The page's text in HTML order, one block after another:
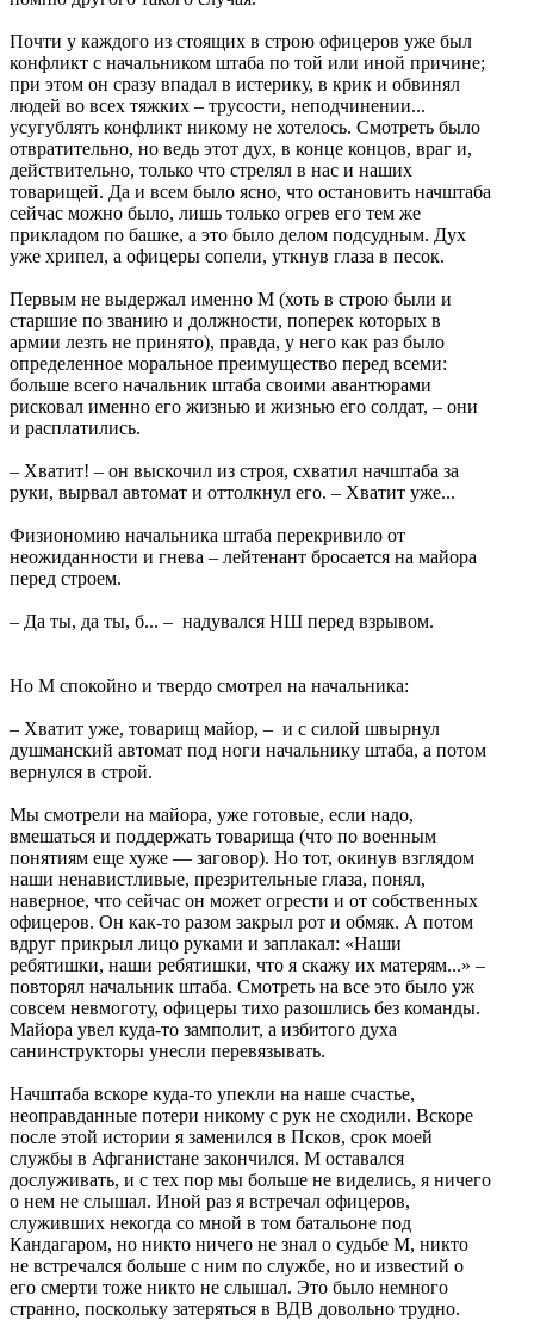
Почти у каждого из стоящих в строю офицеров уже был
конфликт с начальником штаба по той или иной причине;
при этом он сразу впадал в истерику, в крик и обвинял
людей во всех тяжких – трусости, неподчинении...
усугублять конфликт никому не хотелось. Смотреть было
отвратительно, но ведь этот дух, в конце концов, враг и,
действительно, только что стрелял в нас и наших
товарищей. Да и всем было ясно, что остановить начштаба
сейчас можно было, лишь только огрев его тем же
прикладом по башке, а это было делом подсудным. Дух
уже хрипел, а офицеры сопели, уткнув глаза в песок.
Первым не выдержал именно М (хоть в строю были и
старшие по званию и должности, поперек которых в
армии лезть не принято), правда, у него как раз было
определенное моральное преимущество перед всеми:
больше всего начальник штаба своими авантюрами
рисковал именно его жизнью и жизнью его солдат, – они
и расплатились.
– Хватит! – он выскочил из строя, схватил начштаба за
руки, вырвал автомат и оттолкнул его. – Хватит уже...
Физиономию начальника штаба перекривило от
неожиданности и гнева – лейтенант бросается на майора
перед строем.
– Да ты, да ты, б... – надувался НШ перед взрывом.
Но М спокойно и твердо смотрел на начальника:
– Хватит уже, товарищ майор, – и с силой швырнул
душманский автомат под ноги начальнику штаба, а потом
вернулся в строй.
Мы смотрели на майора, уже готовые, если надо,
вмешаться и поддержать товарища (что по военным
понятиям еще хуже — заговор). Но тот, окинув взглядом
наши ненавистливые, презрительные глаза, понял,
наверное, что сейчас он может огрести и от собственных
офицеров. Он как-то разом закрыл рот и обмяк. А потом
вдруг прикрыл лицо руками и заплакал: «Наши
ребятишки, наши ребятишки, что я скажу их матерям...» –
повторял начальник штаба. Смотреть на все это было уж
совсем невмоготу, офицеры тихо разошлись без команды.
Майора увел куда-то замполит, а избитого духа
санинструкторы унесли перевязывать.
Начштаба вскоре куда-то упекли на наше счастье,
неоправданные потери никому с рук не сходили. Вскоре
после этой истории я заменился в Псков, срок моей
службы в Афганистане закончился. М оставался
дослуживать, и с тех пор мы больше не виделись, я ничего
о нем не слышал. Иной раз я встречал офицеров,
служивших некогда со мной в том батальоне под
Кандагаром, но никто ничего не знал о судьбе М, никто
не встречался больше с ним по службе, но и известий о
его смерти тоже никто не слышал. Это было немного
странно, поскольку затеряться в ВДВ довольно трудно.